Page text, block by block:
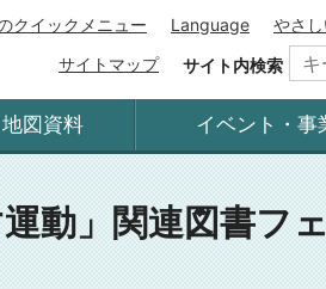
クイックメニュー Language やさ
サイトマップ
サイト内検索
図資料 イベント・事
動」関連図書フ